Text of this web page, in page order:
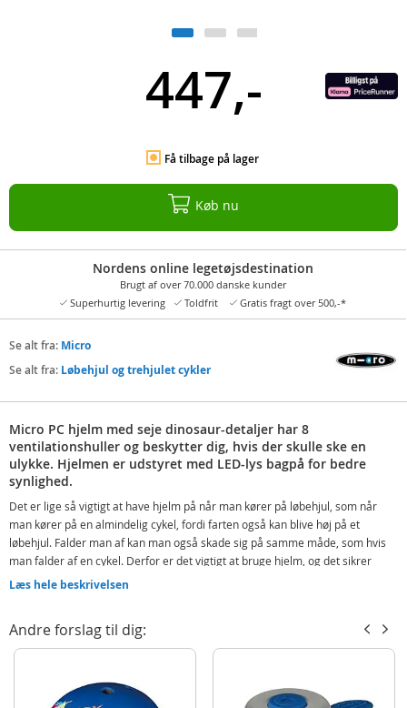
447,-
Få tilbage på lager
Køb nu
Nordens online legetøjsdestination
Brugt af over 70.000 danske kunder
Superhurtig levering
Toldfrit Gratis fragt over 500,-*
Se alt fra: Micro
Se alt fra: Løbehjul og trehjulet cykler
Micro PC hjelm med seje dinosaur-detaljer har 8
ventilationshuller og beskytter dig, hvis der skulle ske en
ulykke. Hjelmen er udstyret med LED-lys bagpå for bedre
synlighed.
Det er lige så vigtigt at have hjelm på når man kører på løbehjul, som når
man kører på en almindelig cykel, fordi farten også kan blive høj på et
løbehjul. Falder man af kan man også skade sig på samme måde, som hvis
man falder af en cykel. Derfor er det vigtigt at bruge hjelm, og det sikrer
barnet mod hovedskader. Hjelmen fra Micro er blå med seje "dino-pigge" og
Micros hjelme opfylder lovens sikkerhedskrav (EN1078) og kan også bruges
de har en god pasform. Den rigtige størrelse finder man ved at måle
brugerens hovedomkreds. Hjelmene har let tilpasning indenfor givet
Læs hele beskrivelsen
Andre forslag til dig: